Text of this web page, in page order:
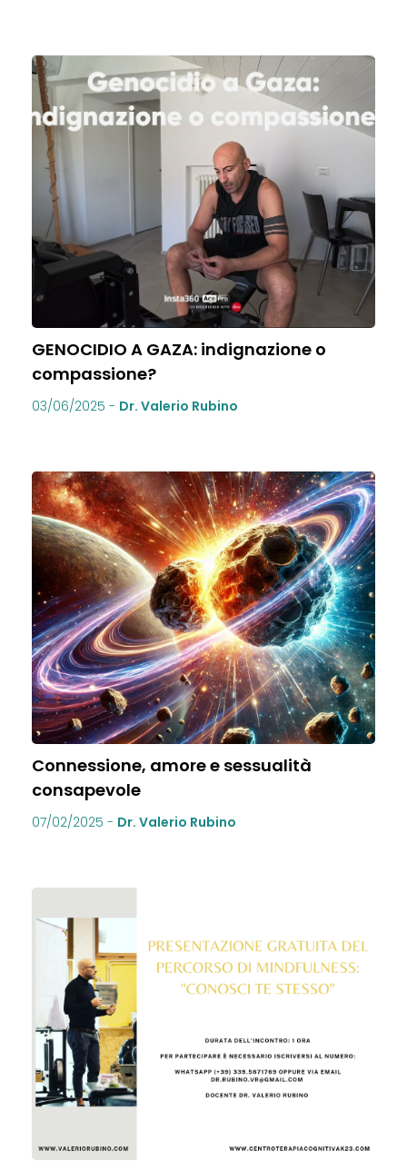
GENOCIDIO A GAZA: indignazione o
compassione?
03/06/2025 - Dr. Valerio Rubino
Connessione, amore e sessualità
consapevole
07/02/2025 - Dr. Valerio Rubino